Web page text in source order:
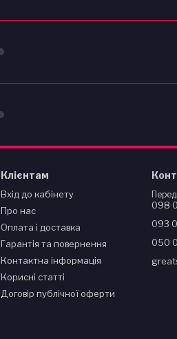
Клієнтам
Вхід до кабінету
Про нас
Оплата і доставка
Гарантія та повернення
Контактна інформація
Корисні статті
Договір публічної оферти
098
093
050